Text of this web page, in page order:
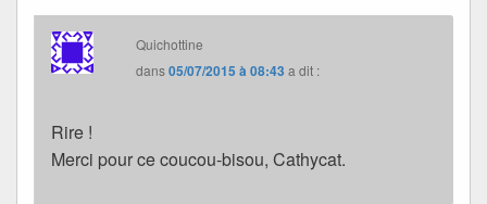
Quichottine
dans05/07/2015 à 08:43 a dit :
Rire !
Merci pour ce coucou-bisou, Cathycat.